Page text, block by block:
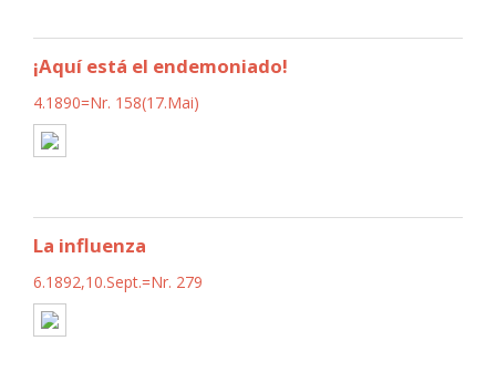
¡Aquí está el endemoniado!
4.1890=Nr. 158(17.Mai)
La influenza
6.1892,10.Sept.=Nr. 279